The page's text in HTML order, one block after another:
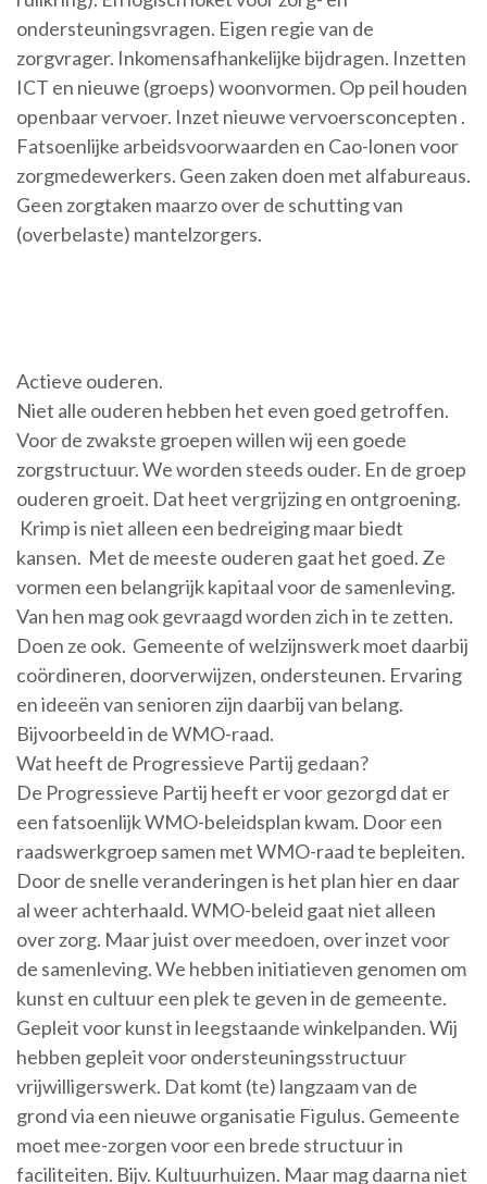
ondersteuningsvragen. Eigen regie van de
zorgvrager. Inkomensafhankelijke bijdragen. Inzetten
ICT en nieuwe (groeps) woonvormen. Op peil houden
openbaar vervoer. Inzet nieuwe vervoersconcepten .
Fatsoenlijke arbeidsvoorwaarden en Cao-lonen voor
zorgmedewerkers. Geen zaken doen met alfabureaus.
Geen zorgtaken maarzo over de schutting van
(overbelaste) mantelzorgers.
Actieve ouderen.
Niet alle ouderen hebben het even goed getroffen.
Voor de zwakste groepen willen wij een goede
zorgstructuur. We worden steeds ouder. En de groep
ouderen groeit. Dat heet vergrijzing en ontgroening.
Krimp is niet alleen een bedreiging maar biedt
kansen. Met de meeste ouderen gaat het goed. Ze
vormen een belangrijk kapitaal voor de samenleving.
Van hen mag ook gevraagd worden zich in te zetten.
Doen ze ook. Gemeente of welzijnswerk moet daarbij
coördineren, doorverwijzen, ondersteunen. Ervaring
en ideeën van senioren zijn daarbij van belang.
Bijvoorbeeld in de WMO-raad.
Wat heeft de Progressieve Partij gedaan?
De Progressieve Partij heeft er voor gezorgd dat er
een fatsoenlijk WMO-beleidsplan kwam. Door een
raadswerkgroep samen met WMO-raad te bepleiten.
Door de snelle veranderingen is het plan hier en daar
al weer achterhaald. WMO-beleid gaat niet alleen
over zorg. Maar juist over meedoen, over inzet voor
de samenleving. We hebben initiatieven genomen om
kunst en cultuur een plek te geven in de gemeente.
Gepleit voor kunst in leegstaande winkelpanden. Wij
hebben gepleit voor ondersteuningsstructuur
vrijwilligerswerk. Dat komt (te) langzaam van de
grond via een nieuwe organisatie Figulus. Gemeente
moet mee-zorgen voor een brede structuur in
faciliteiten. Bijv. Kultuurhuizen. Maar mag daarna niet